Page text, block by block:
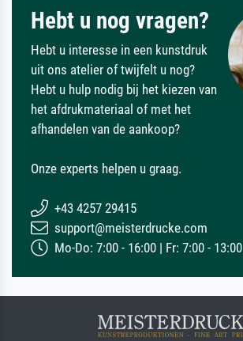
Hebt u nog vragen?
Hebt u interesse in een kunstdruk
uit ons atelier of twijfelt u nog?
Hebt u hulp nodig bij het kiezen van
het afdrukmateriaal of met het
afhandelen van de aankoop?
Onze experts helpen u graag.
+43 4257 29415
support@meisterdrucke.com
Mo-Do: 7:00 - 16:00 | Fr: 7:00 - 13:00